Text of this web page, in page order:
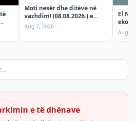
Moti nesër dhe ditëve në
vazhdim! (08.08.2026.) e
shtunë
Aug 7, 2026
El
moti
Aug 7,
e të dhënave